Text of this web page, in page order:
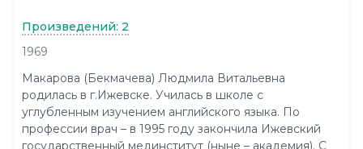
Произведений: 2
1969
Макарова (Бекмачева) Людмила Витальевна
родилась в г.Ижевске. Училась в школе с
углубленным изучением английского языка. По
профессии врач – в 1995 году закончила Ижевский
государственный мединститут (ныне – академия). С